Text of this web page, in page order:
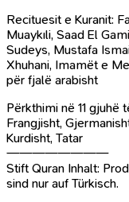
Recituesit e Kuranit:
Muaykıli, Saad El
Sudeys, Mustafa
Xhuhani, Imamët e
për fjalë arabisht
Përkthimi në 11 gjuhë
Frangjisht,
Kurdisht, Tatar
————————
Stift Quran Inhalt:
sind nur auf Türkisch.